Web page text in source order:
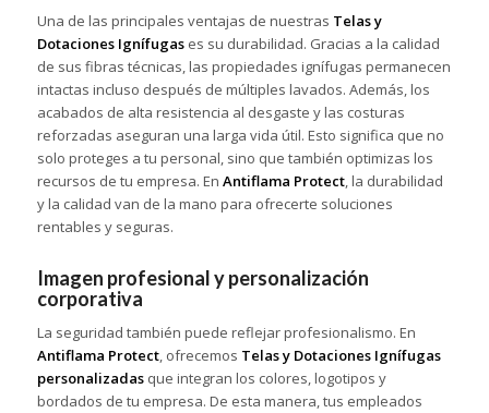
Una de las principales ventajas de nuestras Telas y
Dotaciones Ignífugases su durabilidad. Gracias a la calidad
de sus fibras técnicas, las propiedades ignífugas permanecen
intactas incluso después de múltiples lavados. Además, los
acabados de alta resistencia al desgaste y las costuras
reforzadas aseguran una larga vida útil. Esto significa que no
solo proteges a tu personal, sino que también optimizas los
recursos de tu empresa. En Antiflama Protect, la durabilidad
y la calidad van de la mano para ofrecerte soluciones
rentables y seguras.
Imagen profesional y personalización
corporativa
La seguridad también puede reflejar profesionalismo. En
Antiflama Protect, ofrecemos Telas y Dotaciones Ignífugas
personalizadasque integran los colores, logotipos y
bordados de tu empresa. De esta manera, tus empleados